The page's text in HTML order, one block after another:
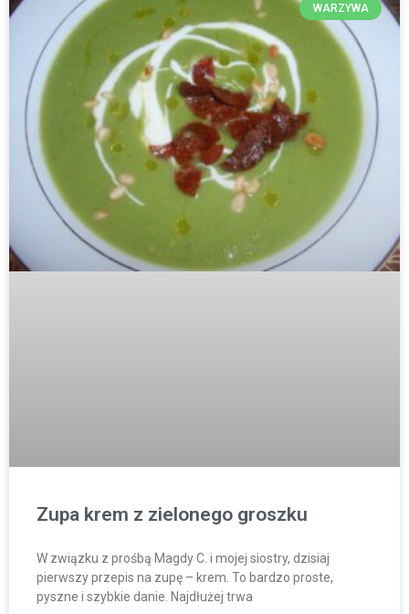
WARZYWA
Zupa krem z zielonego groszku
W związku z prośbą Magdy C. i mojej siostry, dzisiaj
pierwszy przepis na zupę – krem. To bardzo proste,
pyszne i szybkie danie. Najdłużej trwa